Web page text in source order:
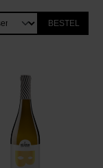
BESTEL